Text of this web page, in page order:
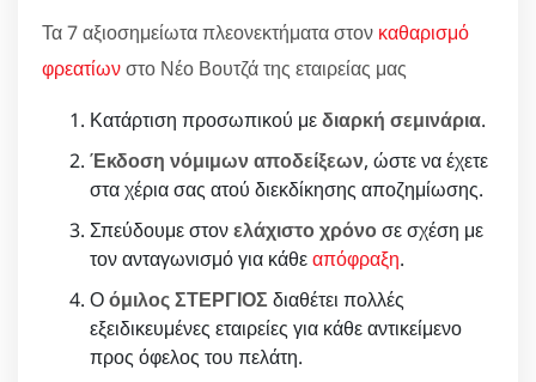
Τα 7 αξιοσημείωτα πλεονεκτήματα στον καθαρισμό
φρεατίωνστο Νέο Βουτζά της εταιρείας μας
Κατάρτιση προσωπικού μεδιαρκή σεμινάρια.
Έκδοση νόμιμων αποδείξεων, ώστε να έχετε
στα χέρια σας ατού διεκδίκησης αποζημίωσης.
Σπεύδουμε στονελάχιστο χρόνοσε σχέση με
τον ανταγωνισμό για κάθεαπόφραξη.
Οόμιλος ΣΤΕΡΓΙΟΣ διαθέτει πολλές
εξειδικευμένες εταιρείες για κάθε αντικείμενο
προς όφελος του πελάτη.